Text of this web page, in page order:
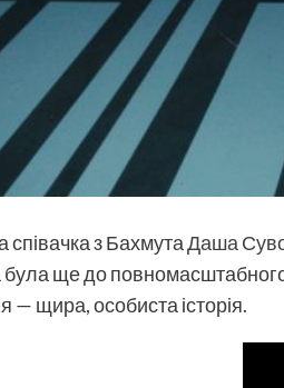
співачка з БахмутаДаша
ще до
— щира, особиста історія.